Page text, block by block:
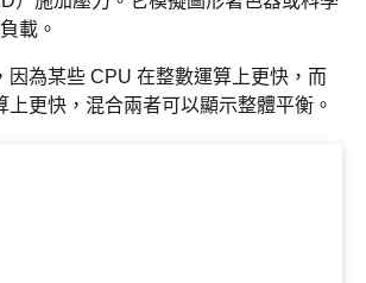
載。
因為某些 CPU 在整數運算上更快，而
上更快，混合兩者可以顯示整體平衡。